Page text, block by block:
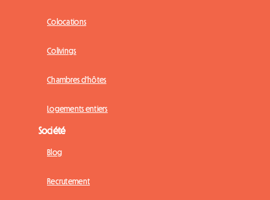
Colocations
Colivings
Chambres d'hôtes
Logements entiers
Société
Blog
Recrutement